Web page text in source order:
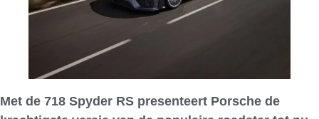
Met de 718 Spyder RS presenteert Porsche de